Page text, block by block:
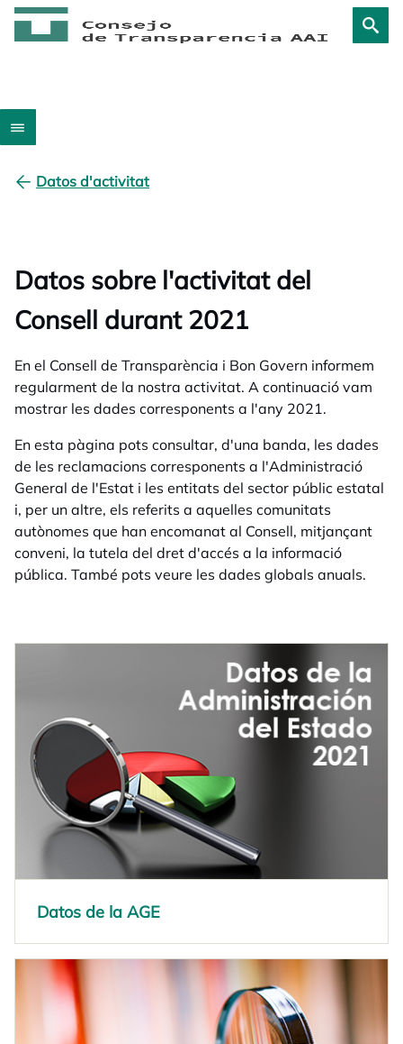
Datos d'activitat
Datos sobre l'activitat del
Consell durant 2021
En el Consell de Transparència i Bon Govern informem
regularment de la nostra activitat. A continuació vam
mostrar les dades corresponents a l'any 2021.
En esta pàgina pots consultar, d'una banda, les dades
de les reclamacions corresponents a l'Administració
General de l'Estat i les entitats del sector públic estatal
i, per un altre, els referits a aquelles comunitats
autònomes que han encomanat al Consell, mitjançant
conveni, la tutela del dret d'accés a la informació
pública. També pots veure les dades globals anuals.
Datos de la AGE